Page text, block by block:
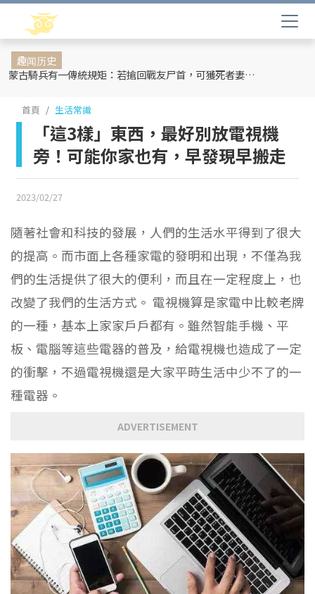
趣闻历史
蒙古騎兵有一傳統規矩：若搶回戰友尸首，可獲死者妻妾和全部牲畜
首頁 生活常識
「這3樣」東西，最好別放電視機
旁！可能你家也有，早發現早搬走
2023/02/27
隨著社會和科技的發展，人們的生活水平得到了很大
的提高。而市面上各種家電的發明和出現，不僅為我
們的生活提供了很大的便利，而且在一定程度上，也
改變了我們的生活方式。 電視機算是家電中比較老牌
的一種，基本上家家戶戶都有。雖然智能手機、平
板、電腦等這些電器的普及，給電視機也造成了一定
的衝擊，不過電視機還是大家平時生活中少不了的一
種電器。
ADVERTISEMENT